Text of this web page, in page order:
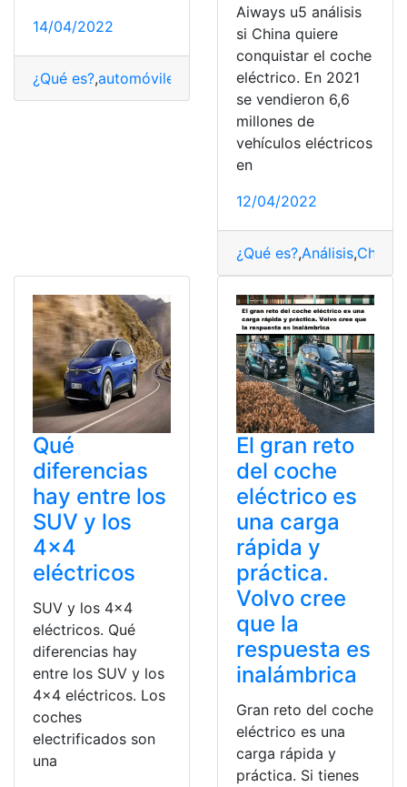
14/04/2022
¿Qué es?,automóviles baratos,Coches eléctricos
Aiways u5 análisis
si China quiere
conquistar el coche
eléctrico. En 2021
se vendieron 6,6
millones de
vehículos eléctricos
en
12/04/2022
¿Qué es?,Análisis,China
Qué
diferencias
hay entre los
SUV y los
4×4
eléctricos
SUV y los 4×4
eléctricos. Qué
diferencias hay
entre los SUV y los
4×4 eléctricos. Los
coches
electrificados son
una
El gran reto
del coche
eléctrico es
una carga
rápida y
práctica.
Volvo cree
que la
respuesta es
inalámbrica
Gran reto del coche
eléctrico es una
carga rápida y
práctica. Si tienes